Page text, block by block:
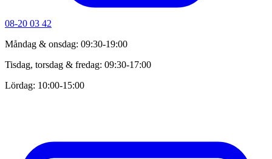
08-20 03 42
Måndag & onsdag: 09:30-19:00
Tisdag, torsdag & fredag: 09:30-17:00
Lördag: 10:00-15:00